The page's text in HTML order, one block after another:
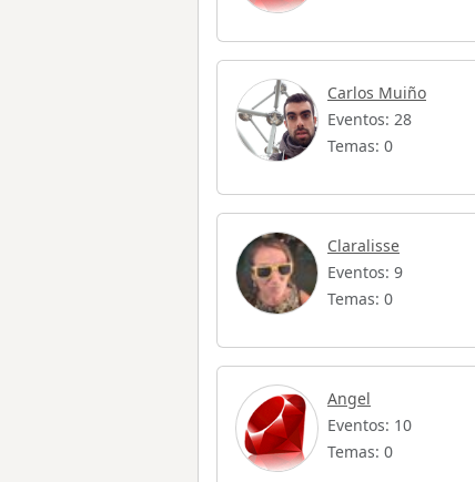
Carlos Muiño
Eventos: 28
Temas: 0
Claralisse
Eventos: 9
Temas: 0
Angel
Eventos: 10
Temas: 0